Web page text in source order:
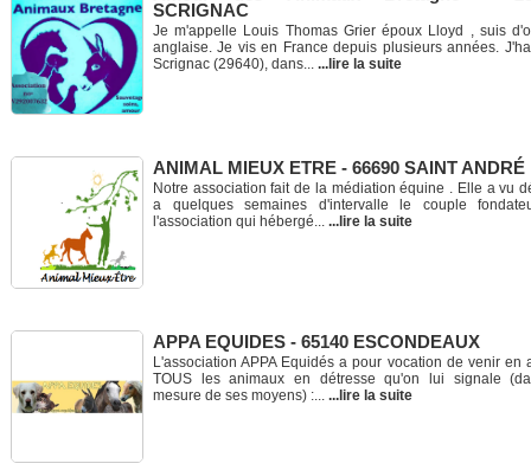
SCRIGNAC
Je m'appelle Louis Thomas Grier époux Lloyd , suis
anglaise. Je vis en France depuis plusieurs années.
Scrignac (29640), dans... ...lire la suite
ANIMAL MIEUX ETRE - 66690 SAINT ANDRÉ
Notre association fait de la médiation équine . Elle a vu
a quelques semaines d'intervalle le couple
l'association qui hébergé... ...lire la suite
APPA EQUIDES - 65140 ESCONDEAUX
L'association APPA Equidés a pour vocation de venir en
TOUS les animaux en détresse qu'on lui signale
mesure de ses moyens) :... ...lire la suite